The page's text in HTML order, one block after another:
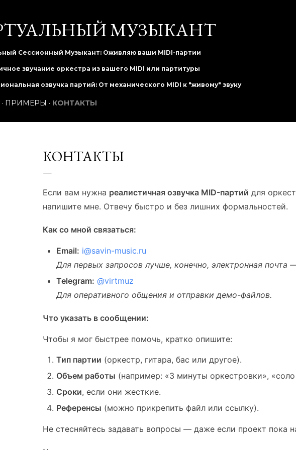
МУЗЫКАНТ
Сессионный Музыкант: Оживляю ваши MIDI-партии
звучание оркестра из вашего MIDI или партитуры
озвучка партий: От механического MIDI к "живому" звуку
ПРИМЕРЫ КОНТАКТЫ
КОНТАКТЫ
Если вам нужна реалистичная озвучка MID-партий для
напишите мне. Отвечу быстро и без лишних формальностей.
Как со мной связаться:
Email: i@savin-music.ru
Для первых запросов лучше, конечно, электронная почта
Telegram: @virtmuz
Для оперативного общения и отправки демо-файлов.
Что указать в сообщении:
Чтобы я мог быстрее помочь, кратко опишите:
Тип партии (оркестр, гитара, бас или другое).
Объем работы (например: «3 минуты оркестровки»,
Сроки, если они жесткие.
Референсы (можно прикрепить файл или ссылку).
Не стесняйтесь задавать вопросы — даже если проект пока